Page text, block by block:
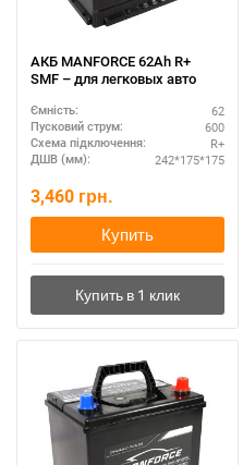
АКБ MANFORCE 62Ah R+
SMF – для легковых авто
Ємність: 62
Пусковий струм: 600
Схема підключення: R+
ДШВ (мм): 242*175*175
3,460 грн.
Купить
(093) 600-51-11